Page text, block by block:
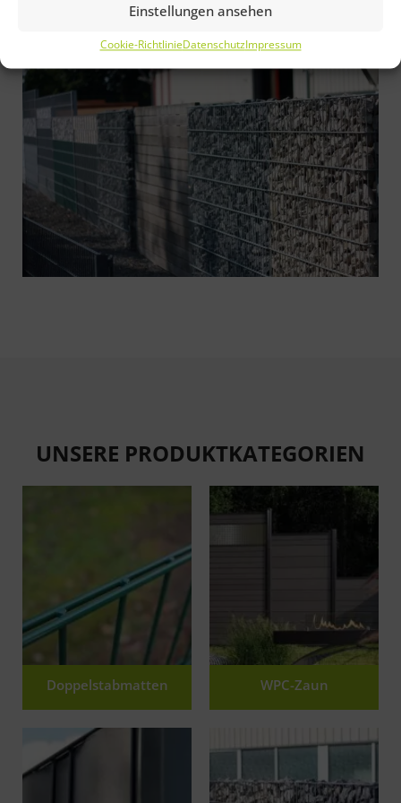
Einstellungen ansehen
Cookie-RichtlinieDatenschutzImpressum
UNSERE PRODUKTKATEGORIEN
Doppelstabmatten WPC-Zaun